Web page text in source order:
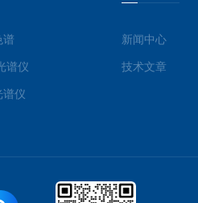
谱
谱仪
谱仪
新闻中心
技术文章